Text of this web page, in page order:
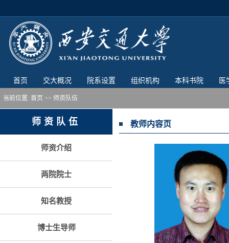
首页 交大概况 院系设置 组织机构 本科书院 医
当前位置: 首页 >> 师资队伍
师资队伍
师资介绍
两院院士
知名教授
博士生导师
教师内容页